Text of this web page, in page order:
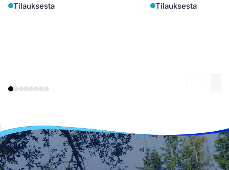
Tilauksesta Tilauksesta